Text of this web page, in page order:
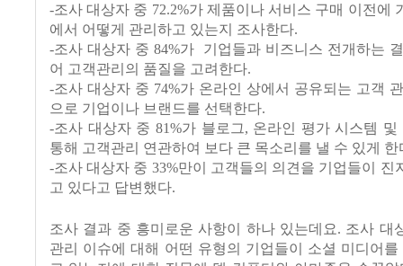
-조사 대상자 중 72.2%가 제품이나 서비스 구매 이전에
에서 어떻게 관리하고 있는지 조사한다.
-조사 대상자 중 84%가 기업들과 비즈니스 전개하는
어 고객관리의 품질을 고려한다.
-조사 대상자 중 74%가 온라인 상에서 공유되는 고객
으로 기업이나 브랜드를 선택한다.
-조사 대상자 중 81%가 블로그, 온라인 평가 시스템
통해 고객관리 연관하여 보다 큰 목소리를 낼 수 있게
-조사 대상자 중 33%만이 고객들의 의견을 기업들이 진
고 있다고 답변했다.
조사 결과 중 흥미로운 사항이 하나 있는데요. 조사 대
관리 이슈에 대해 어떤 유형의 기업들이 소셜 미디어